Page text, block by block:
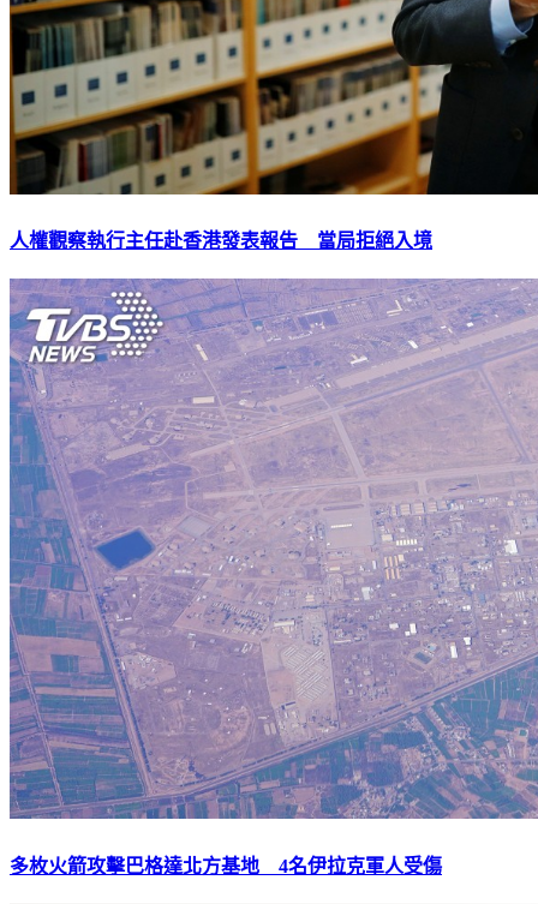
人權觀察執行主任赴香港發表報告 當局拒絕入境
多枚火箭攻擊巴格達北方基地 4名伊拉克軍人受傷